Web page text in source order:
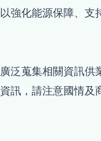
強化能源保障、
泛蒐集相關資訊
訊，請注意國情及